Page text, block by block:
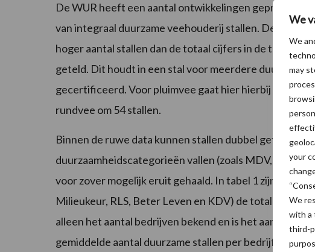
We
We
may
your
We
with a
third-
De WUR heeft een aantal ontwikkelingen
van integraal duurzame veehouderij stallen. De hierbij
hoger aantal stallen dan de totaal cijfers in de tabel
geteld. Dit houdt in een stal voor meerdere
gecertificeerd. Voor pluimvee gaat hier hierbij om 172
rundvee om 54 stallen.
Binnen de ruwe data kunnen stallen dubbel geteld
duurzaamheidscategorieën vallen (zoals MDV, KDV,
voor zover mogelijk eruit gehaald. In tabel 1 zijn voor
Milieukeur, RLS, Beter Leven en KDV) de totale
alleen het aantal bedrijven bekend en is het aantal
gemiddelde aantal duurzame stallen per bedrijf bij